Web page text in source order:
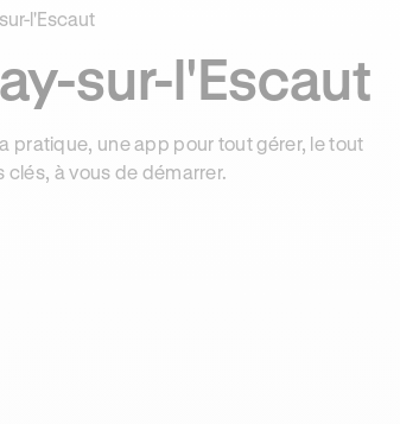
l'Escaut
sur-l'Escaut
pratique, une app pour tout gérer, le tout
clés, à vous de démarrer.